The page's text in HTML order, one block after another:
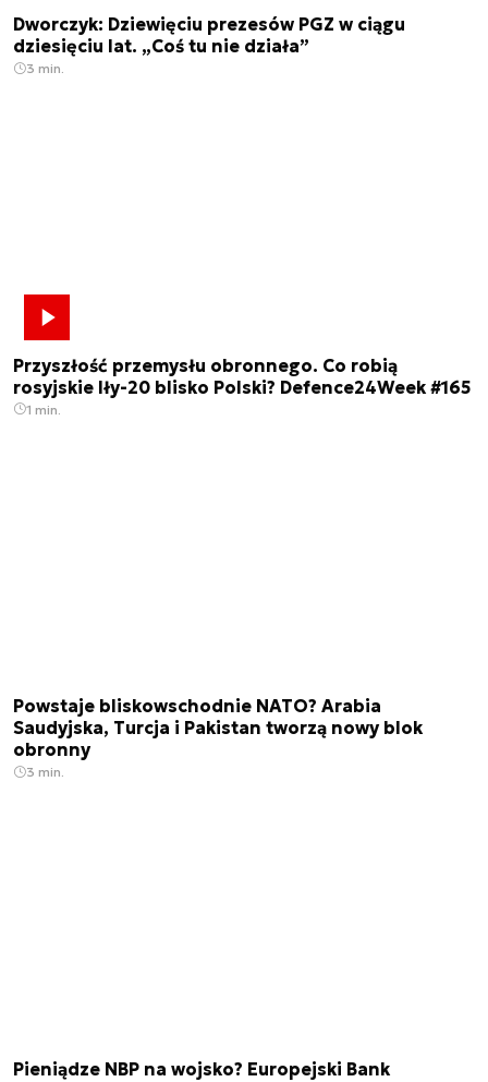
Dworczyk: Dziewięciu prezesów PGZ w ciągu
dziesięciu lat. „Coś tu nie działa”
3 min.
Przyszłość przemysłu obronnego. Co robią
rosyjskie Iły-20 blisko Polski? Defence24Week #165
1 min.
Powstaje bliskowschodnie NATO? Arabia
Saudyjska, Turcja i Pakistan tworzą nowy blok
obronny
3 min.
Pieniądze NBP na wojsko? Europejski Bank